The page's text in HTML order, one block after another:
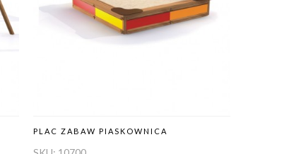
PLAC ZABAW PIASKOWNICA